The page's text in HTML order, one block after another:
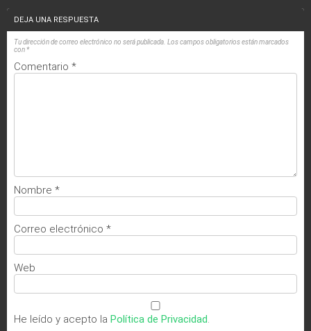
DEJA UNA RESPUESTA
Tu dirección de correo electrónico no será publicada. Los campos obligatorios están marcados
con *
Comentario *
Nombre *
Correo electrónico *
Web
He leído y acepto la Política de Privacidad.